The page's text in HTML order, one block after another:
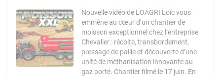
Nouvelle vidéo de LOAGRI Loïc vous
emmène au cœur d’un chantier de
moisson exceptionnel chez l’entreprise
Chevalier : récolte, transbordement,
pressage de paille et découverte d’une
unité de méthanisation innovante au
gaz porté. Chantier filmé le 17 juin. En